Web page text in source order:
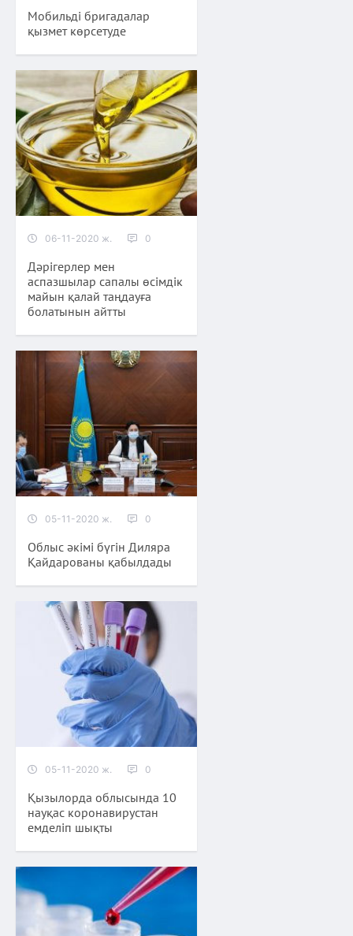
Мобильді бригадалар
қызмет көрсетуде
06-11-2020 ж. 0
Дәрігерлер мен
аспазшылар сапалы өсімдік
майын қалай таңдауға
болатынын айтты
05-11-2020 ж. 0
Облыс әкімі бүгін Диляра
Қайдарованы қабылдады
05-11-2020 ж. 0
Қызылорда облысында 10
науқас коронавирустан
емделіп шықты